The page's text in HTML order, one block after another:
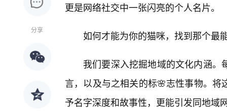
分享
更是网络社交中一张闪亮的个人名片。
如何才能为你的猫咪，找到那个最
我们要深入挖掘地域的文化内涵
言，以及与之相关的标🌸志性事物。
予名字深度和故事性，更能引发同地域